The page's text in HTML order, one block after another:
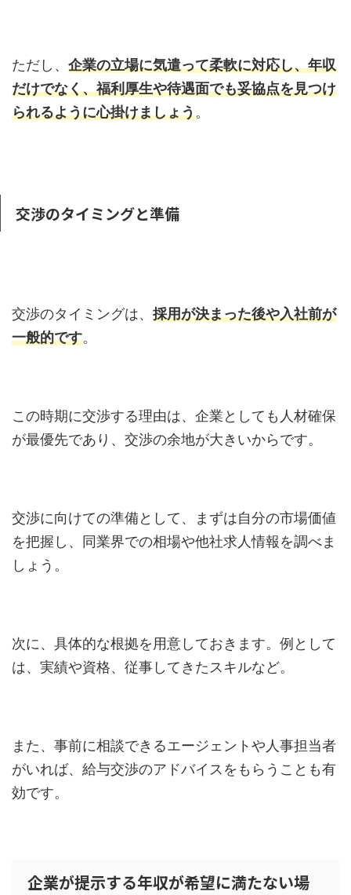
ただし、 企業の立場に気遣って柔軟に対応し、年収
だけでなく、福利厚生や待遇面でも妥協点を見つけ
られるように心掛けましょう。
交渉のタイミングと準備
交渉のタイミングは、 採用が決まった後や入社前が
一般的です。
この時期に交渉する理由は、企業としても人材確保
が最優先であり、交渉の余地が大きいからです。
交渉に向けての準備として、まずは自分の市場価値
を把握し、同業界での相場や他社求人情報を調べま
しょう。
次に、具体的な根拠を用意しておきます。例として
は、実績や資格、従事してきたスキルなど。
また、事前に相談できるエージェントや人事担当者
がいれば、給与交渉のアドバイスをもらうことも有
効です。
企業が提示する年収が希望に満たない場